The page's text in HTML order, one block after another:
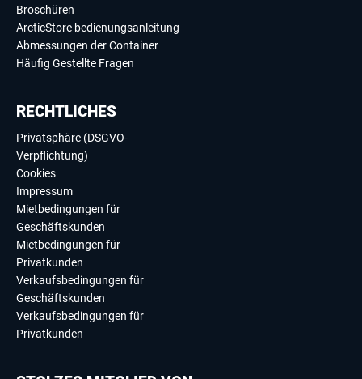
Broschüren
ArcticStore bedienungsanleitung
Abmessungen der Container
Häufig Gestellte Fragen
RECHTLICHES
Privatsphäre (DSGVO-
Verpflichtung)
Cookies
Impressum
Mietbedingungen für
Geschäftskunden
Mietbedingungen für
Privatkunden
Verkaufsbedingungen für
Geschäftskunden
Verkaufsbedingungen für
Privatkunden